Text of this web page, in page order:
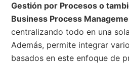
Gestión por Procesos o
Business Process
centralizando todo en una
Además, permite integrar
basados en este enfoque de